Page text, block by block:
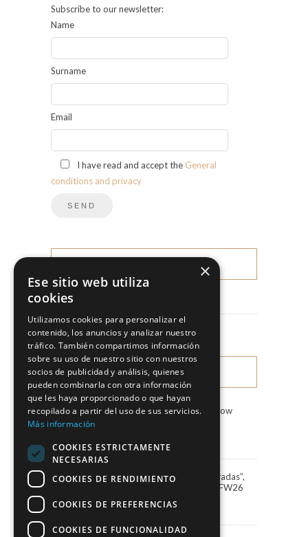
Subscribe to our newsletter:
Name
Surname
Email
I have read and accept the General
conditions and privacy
News
Fashion Shows
LATEST NEWS
Marco & María Fashion Show
Marco&María debuts “Miradas”,
the 2027 collection, at BBFW26
24 April, 2026
×
Ese sitio web utiliza
cookies
Utilizamos cookies para personalizar el
contenido, los anuncios y analizar nuestro
tráfico. También compartimos información
sobre su uso de nuestro sitio con nuestros
socios de publicidad y análisis, quienes
pueden combinarla con otra información
que les haya proporcionado o que hayan
recopilado a partir del uso de sus servicios.
Más información
COOKIES ESTRICTAMENTE
NECESARIAS
COOKIES DE RENDIMIENTO
COOKIES DE PREFERENCIAS
COOKIES DE FUNCIONALIDAD